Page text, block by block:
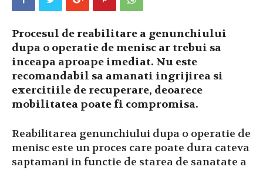
Procesul de reabilitare a genunchiului
dupa o operatie de menisc ar trebui sa
inceapa aproape imediat. Nu este
recomandabil sa amanati ingrijirea si
exercitiile de recuperare, deoarece
mobilitatea poate fi compromisa.
Reabilitarea genunchiului dupa o operatie de
menisc este un proces care poate dura cateva
saptamani in functie de starea de sanatate a